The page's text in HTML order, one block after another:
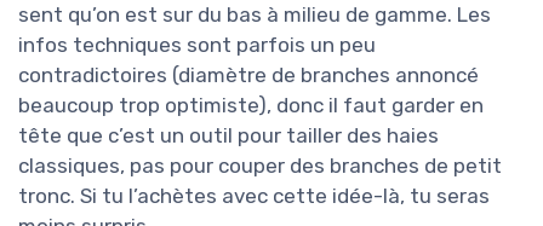
sent qu’on est sur du bas à milieu de gamme. Les
infos techniques sont parfois un peu
contradictoires (diamètre de branches annoncé
beaucoup trop optimiste), donc il faut garder en
tête que c’est un outil pour tailler des haies
classiques, pas pour couper des branches de petit
tronc. Si tu l’achètes avec cette idée-là, tu seras